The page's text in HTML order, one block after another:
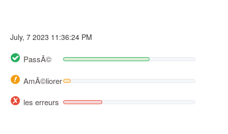
July, 7 2023 11:36:24 PM
PassÃ©
AmÃ©liorer
les erreurs